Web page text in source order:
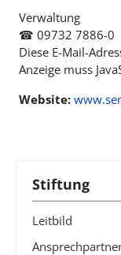
Verwaltung
☎ 09732 7886-0
Diese E-Mail-
Anzeige muss
Website:
Stiftung
Leitbild